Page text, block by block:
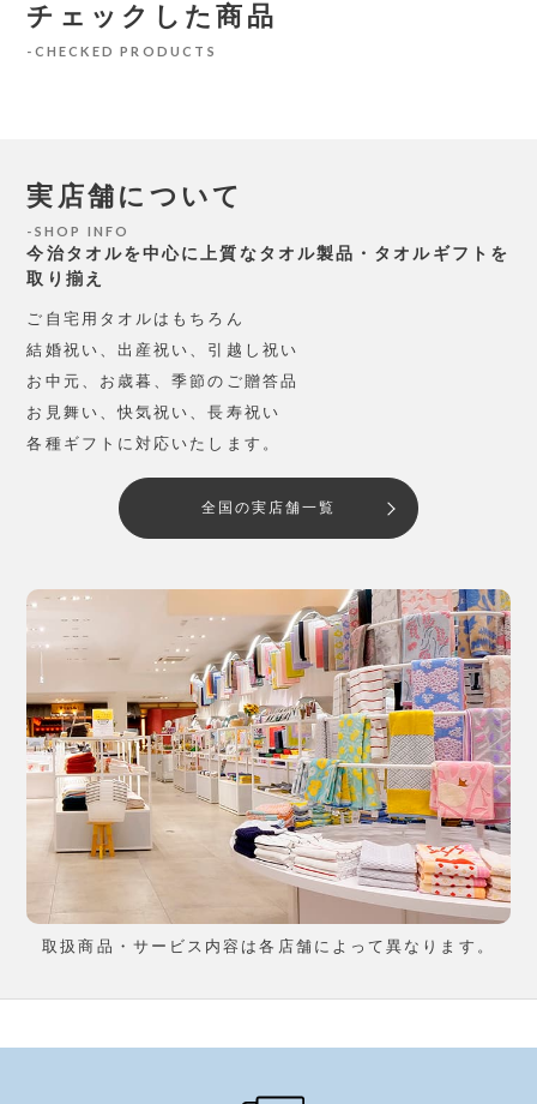
チェックした商品
CHECKED PRODUCTS
実店舗について
SHOP INFO
今治タオルを中心に上質なタオル製品・タオルギフトを
取り揃え
ご自宅用タオルはもちろん
結婚祝い、出産祝い、引越し祝い
お中元、お歳暮、季節のご贈答品
お見舞い、快気祝い、長寿祝い
各種ギフトに対応いたします。
全国の実店舗一覧
取扱商品・サービス内容は各店舗によって異なります。